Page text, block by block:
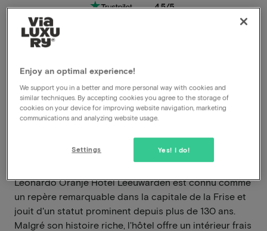
Conditions d'annulation très souples
Profitez instantanément de fortes remises
Leonardo Oranje Hotel Leeuwarden est connu comme
un repère remarquable dans la capitale de la Frise et
jouit d'un statut prominent depuis plus de 130 ans.
Malgré son histoire riche, l'hôtel offre un intérieur frais
Enjoy an optimal experience!
We support you in a better and more personal way with cookies and
similar techniques. By accepting cookies you agree to the storage of
cookies on your device for improving website navigation, marketing
communications and analyzing website usage.
Yes! I do!
Settings